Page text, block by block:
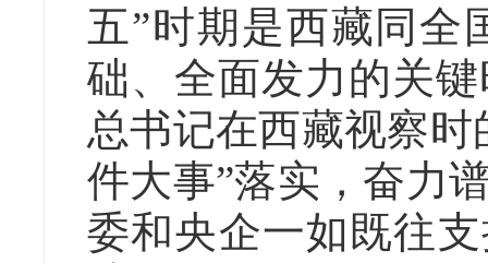
五”时期是西藏同全
础、全面发力的关
总书记在西藏视察
件大事”落实，奋力
委和央企一如既往